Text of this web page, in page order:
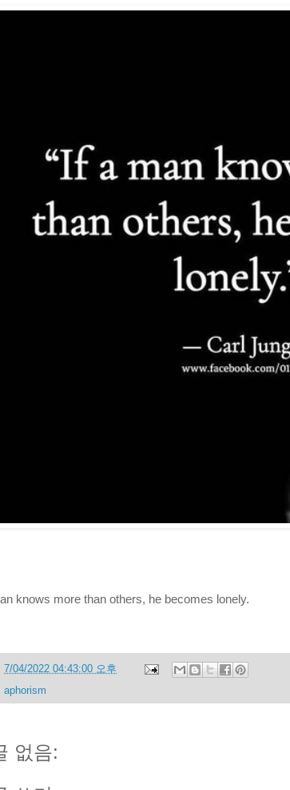
knows more than others, he becomes lonely.
7/04/2022 04:43:00 오후
aphorism
없음: